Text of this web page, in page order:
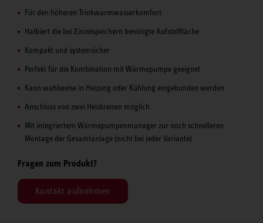
Für den höheren Trinkwarmwasserkomfort
Halbiert die bei Einzelspeichern benötigte Aufstellfläche
Kompakt und systemsicher
Perfekt für die Kombination mit Wärme­pumpe geeignet
Kann wahlweise in Heizung oder Kühlung eingebunden werden
Anschluss von zwei Heizkreisen möglich
Mit integriertem Wärmepumpenmanager zur noch schnelleren
Montage der Gesamtanlage (nicht bei jeder Variante)
Fragen zum Produkt?
Kontakt aufnehmen